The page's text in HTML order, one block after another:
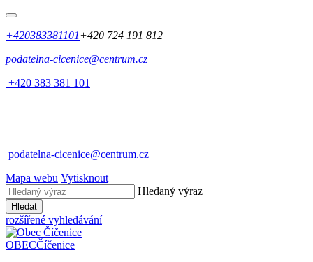
+420383381101+420 724 191 812
podatelna-cicenice@centrum.cz
+420 383 381 101
podatelna-cicenice@centrum.cz
Mapa webu Vytisknout
Hledaný výraz
Hledat
rozšířené vyhledávání
OBECČíčenice